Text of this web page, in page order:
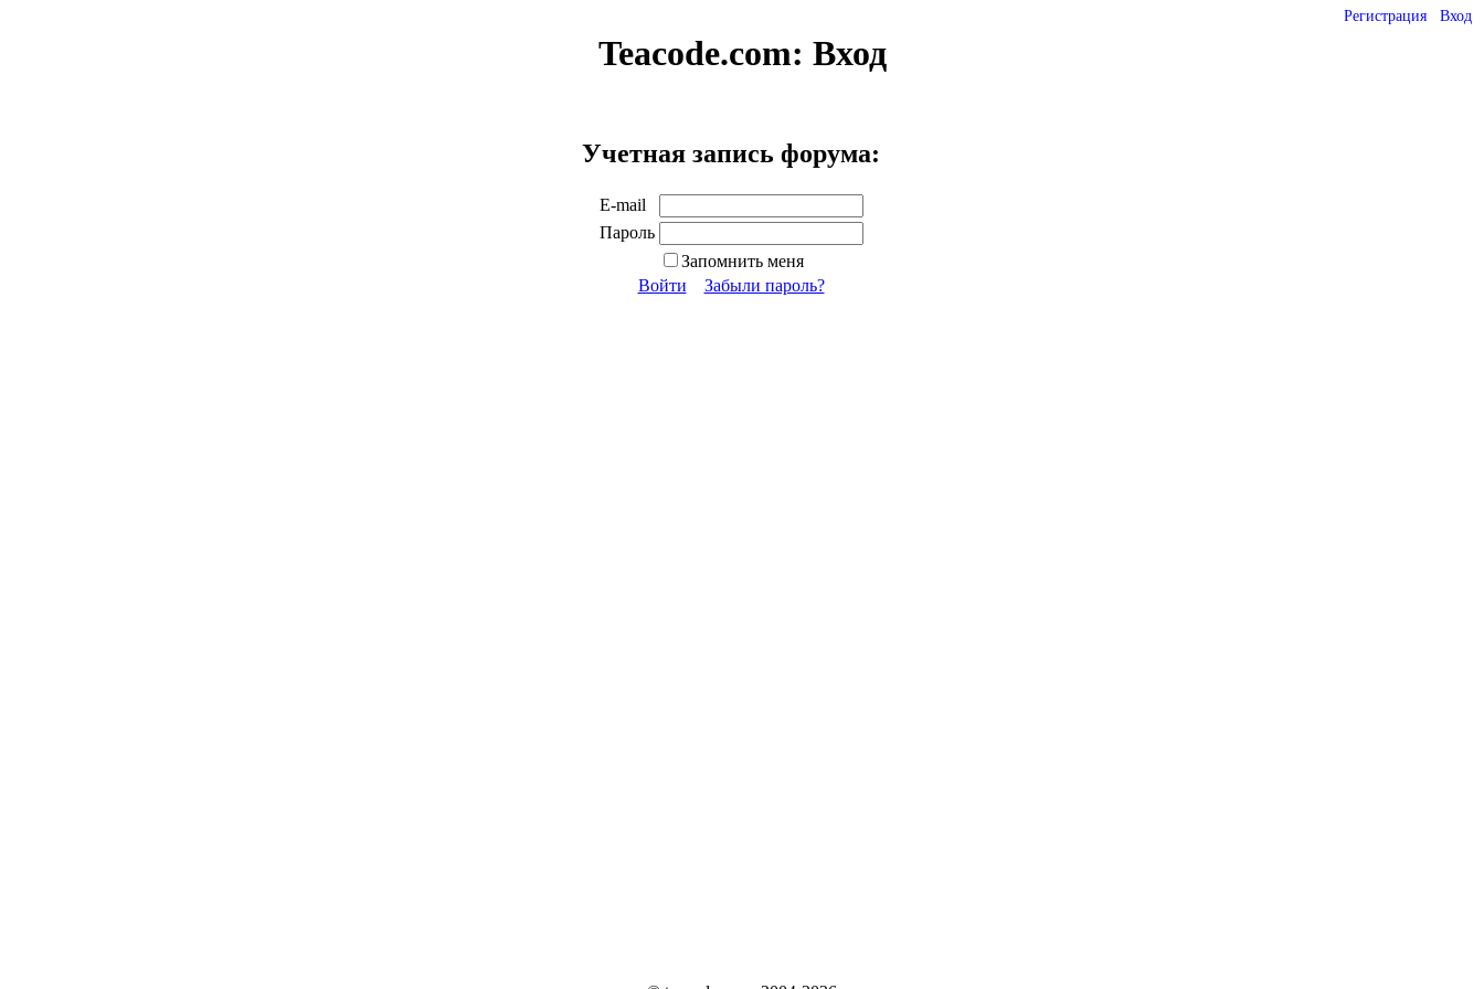
Регистрация Вход
Teacode.com: Вход
Учетная запись форума:
E-mail
Пароль
Запомнить меня
Войти
Забыли пароль?